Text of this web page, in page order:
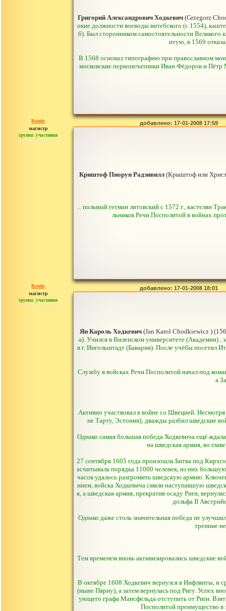
Григорий Александрович Ходкевич (Grzegorz
окие должности воеводы витебского (с 1554),
6). Был сторонником самостоятельности
итую, в 1569
В 1568 основал типографию при православном
московские первопечатники Иван Фёдоров и
Rondo
магистр
группа: участники
сообщений: 429
добавлено: 17-01-2008 17:59
Криштоф Пиорун Радзивилл (Крыштоф или
... польный гетман литовский с 1572 г., кастелян
льников Речи Посполитой в войнах
Rondo
магистр
группа: участники
сообщений: 429
добавлено: 17-01-2008 18:01
Ян Кароль Ходкевич (Jan Karol Chodkiewicz )
а). Учился в Виленском университете (Академии)
в г. Ингольштадт (Бавария). После учёбы посетил
Службу в войсках Речи Посполитой начал под
а
Активно участвовал в войне со Швецией.
не Тарту, Эстония); дважды разбил шведские
Однако самая большая победа Ходкевича ещё
на шведская армия, во
27 сентября 1605 года произошла Битва под
асчитывала порядка 11000 человек, из них
часов удалось разгромить шведскую армию.
нием, войска Ходкевича смяли наступавшую
я, а шведская армия, прекратив осаду Риги,
дольфа II
Однако даже столь значительная победа не
тренние
Тем временем вновь активизировались шведские
В октябре 1608 Ходкевич вернулся в Инфлянты, и
(ныне Пярну), а затем вернулась под Ригу. Успех
ующего графа Мансфельда отступить от Риги.
Посполитой преимущество в